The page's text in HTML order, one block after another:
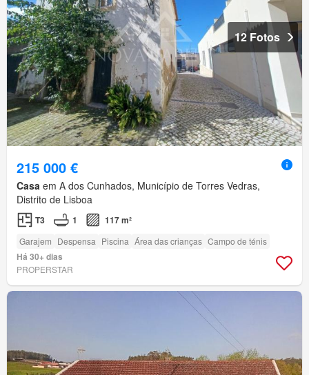
12 Fotos
215 000 €
Casa em A dos Cunhados, Município de Torres Vedras,
Distrito de Lisboa
T3 1 117 m²
Garajem Despensa Piscina Área das crianças Campo de ténis
Há 30+ dias
PROPERSTAR